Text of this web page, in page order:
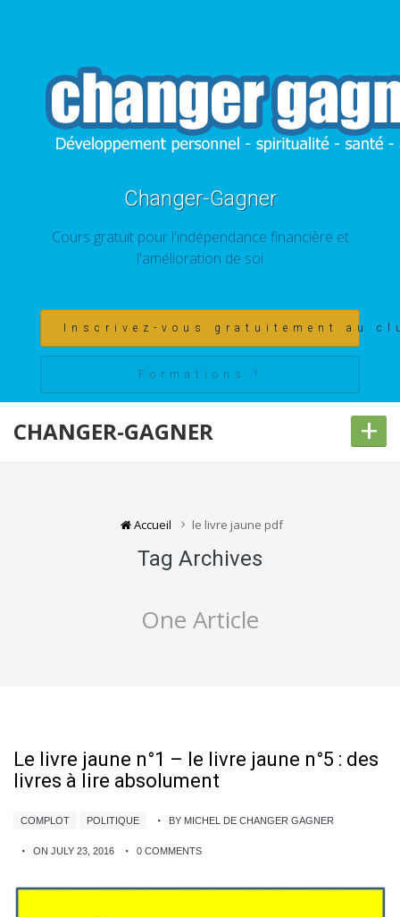
Changer-Gagner
Cours gratuit pour l'indépendance financière et
l'amélioration de soi
Inscrivez-vous gratuitement au
Formations !
CHANGER-GAGNER +
Accueil le livre jaune pdf
Tag Archives
One Article
Le livre jaune n°1 – le livre jaune n°5 : des
livres à lire absolument
COMPLOT POLITIQUE BY MICHEL DE CHANGER GAGNER
ON JULY 23, 2016 0 COMMENTS